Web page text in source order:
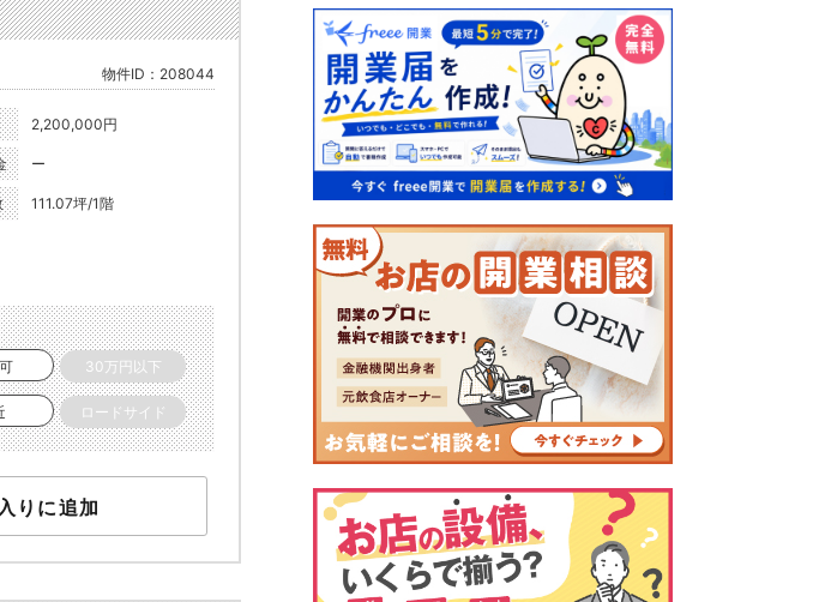
物件ID：208044
2,200,000円
ー
111.07坪/1階
30万円以下
ロードサイド
りに追加